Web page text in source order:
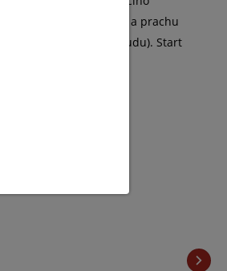
také odolná proti vodě a prachu
ve stejnosměrném proudu). Start